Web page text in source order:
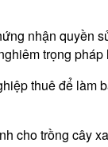
nhận quyền
trọng
thuê để
cho trồng cây